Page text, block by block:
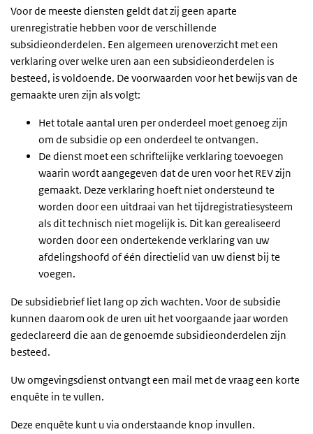
Voor de meeste diensten geldt dat zij geen aparte
urenregistratie hebben voor de verschillende
subsidieonderdelen. Een algemeen urenoverzicht met een
verklaring over welke uren aan een subsidieonderdelen is
besteed, is voldoende. De voorwaarden voor het bewijs van de
gemaakte uren zijn als volgt:
Het totale aantal uren per onderdeel moet genoeg zijn
om de subsidie op een onderdeel te ontvangen.
De dienst moet een schriftelijke verklaring toevoegen
waarin wordt aangegeven dat de uren voor het REV zijn
gemaakt. Deze verklaring hoeft niet ondersteund te
worden door een uitdraai van het tijdregistratiesysteem
als dit technisch niet mogelijk is. Dit kan gerealiseerd
worden door een ondertekende verklaring van uw
afdelingshoofd of één directielid van uw dienst bij te
voegen.
De subsidiebrief liet lang op zich wachten. Voor de subsidie
kunnen daarom ook de uren uit het voorgaande jaar worden
gedeclareerd die aan de genoemde subsidieonderdelen zijn
besteed.
Uw omgevingsdienst ontvangt een mail met de vraag een korte
enquête in te vullen.
Deze enquête kunt u via onderstaande knop invullen.